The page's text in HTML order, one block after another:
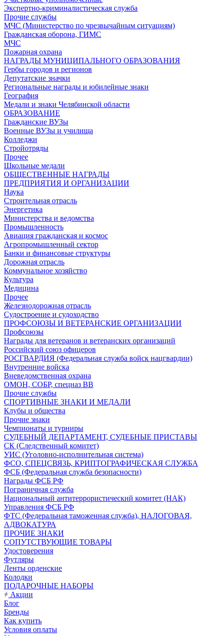
Экспертно-криминалистическая служба
Прочие службы
МЧС (Министерство по чрезвычайным ситуациям)
Гражданская оборона, ГИМС
МЧС
Пожарная охрана
НАГРАДЫ МУНИЦИПАЛЬНОГО ОБРАЗОВАНИЯ
Гербы городов и регионов
Депутатские значки
Региональные награды и юбилейные знаки
География
Медали и знаки Челябинской области
ОБРАЗОВАНИЕ
Гражданские ВУЗы
Военные ВУЗы и училища
Колледжи
Стройотряды
Прочее
Школьные медали
ОБЩЕСТВЕННЫЕ НАГРАДЫ
ПРЕДПРИЯТИЯ И ОРГАНИЗАЦИИ
Наука
Строительная отрасль
Энергетика
Министерства и ведомства
Промышленность
Авиация гражданская и космос
Агропромышленный сектор
Банки и финансовые структуры
Дорожная отрасль
Коммунальное хозяйство
Культура
Медицина
Прочее
Железнодорожная отрасль
Судостроение и судоходство
ПРОФСОЮЗЫ И ВЕТЕРАНСКИЕ ОРГАНИЗАЦИИ
Профсоюзы
Награды для ветеранов и ветеранских организаций
Российский союз офицеров
РОСГВАРДИЯ (Федеральная служба войск нацгвардии)
Внутренние войска
Вневедомственная охрана
ОМОН, СОБР, спецназ ВВ
Прочие службы
СПОРТИВНЫЕ ЗНАКИ И МЕДАЛИ
Клубы и общества
Прочие знаки
Чемпионаты и турниры
СУДЕБНЫЙ ДЕПАРТАМЕНТ, СУДЕБНЫЕ ПРИСТАВЫ
СК (Следственный комитет)
УИС (Уголовно-исполнительная система)
ФСО, СПЕЦСВЯЗЬ, КРИПТОГРАФИЧЕСКАЯ СЛУЖБА
ФСБ (Федеральная служба безопасности)
Награды ФСБ РФ
Пограничная служба
Национальный антитеррористический комитет (НАК)
Управления ФСБ РФ
ФТС (Федеральная таможенная служба), НАЛОГОВАЯ,
АДВОКАТУРА
ПРОЧИЕ ЗНАКИ
СОПУТСТВУЮЩИЕ ТОВАРЫ
Удостоверения
Футляры
Ленты орденские
Колодки
ПОДАРОЧНЫЕ НАБОРЫ
Акции
Блог
Бренды
Как купить
Условия оплаты